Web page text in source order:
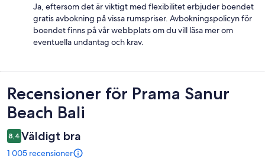
Ja, eftersom det är viktigt med flexibilitet erbjuder boendet
gratis avbokning på vissa rumspriser. Avbokningspolicyn för
boendet finns på vår webbplats om du vill läsa mer om
eventuella undantag och krav.
Recensioner
Recensioner för Prama Sanur
Beach Bali
8,4 Väldigt bra
1 005 recensioner